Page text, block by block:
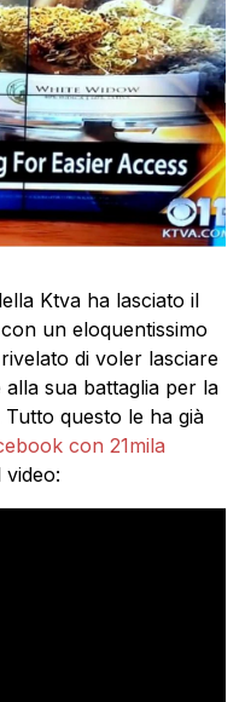
Ktva ha lasciato il
un eloquentissimo
di voler lasciare
sua battaglia per la
questo le ha già
con 21mila